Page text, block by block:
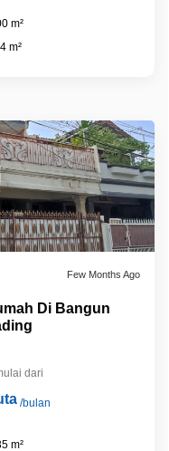
m²
m²
Few Months Ago
Di Bangun
dari
/bulan
m²